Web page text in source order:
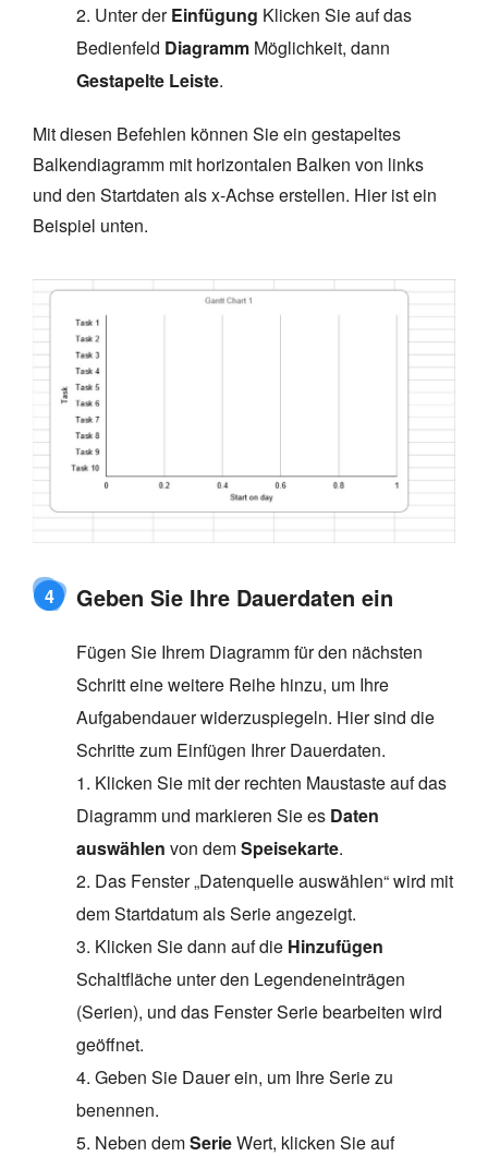
2. Unter derEinfügung Klicken Sie auf das
Bedienfeld Diagramm Möglichkeit, dann
Gestapelte Leiste.
Mit diesen Befehlen können Sie ein gestapeltes
Balkendiagramm mit horizontalen Balken von links
und den Startdaten als x-Achse erstellen. Hier ist ein
Beispiel unten.
4 Geben Sie Ihre Dauerdaten ein
Fügen Sie Ihrem Diagramm für den nächsten
Schritt eine weitere Reihe hinzu, um Ihre
Aufgabendauer widerzuspiegeln. Hier sind die
Schritte zum Einfügen Ihrer Dauerdaten.
1. Klicken Sie mit der rechten Maustaste auf das
Diagramm und markieren Sie es Daten
auswählen von demSpeisekarte.
2. Das Fenster „Datenquelle auswählen“ wird mit
dem Startdatum als Serie angezeigt.
3. Klicken Sie dann auf die Hinzufügen
Schaltfläche unter den Legendeneinträgen
(Serien), und das Fenster Serie bearbeiten wird
geöffnet.
4. Geben Sie Dauer ein, um Ihre Serie zu
benennen.
5. Neben demSerieWert, klicken Sie auf